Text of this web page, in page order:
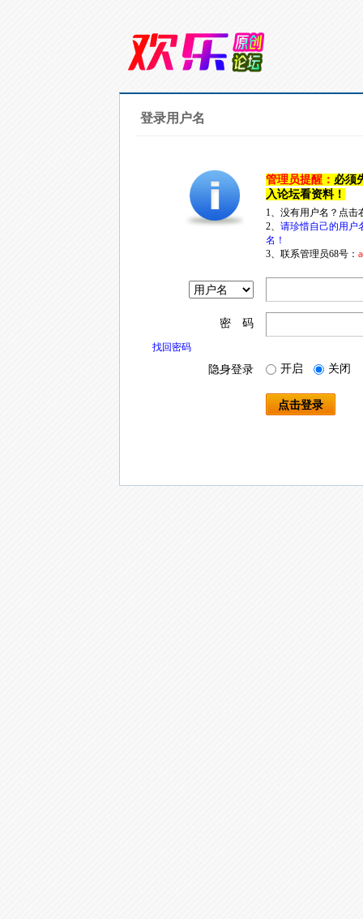
登录用户名
管理员提醒： 必须
入论坛看资料！
1、没有用户名？点
2、 请珍惜自己的用户
名！
3、联系管理员68号：
密 码
找回密码
隐身登录 开启 关闭
点击登录